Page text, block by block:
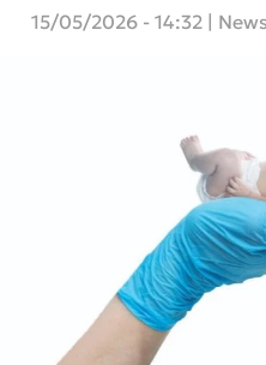
15/05/2026 - 14:32